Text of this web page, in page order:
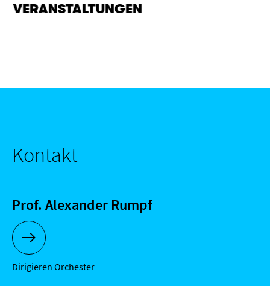
VERANSTALTUNGEN
Kontakt
Prof. Alexander Rumpf
MEHR ZU PROF. ALEXANDER RUMPF
Dirigieren Orchester